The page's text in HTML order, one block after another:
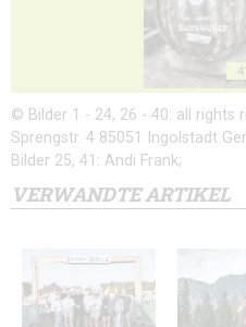
© Bilder 1 - 24, 26 - 40: all rights
Sprengstr. 4 85051 Ingolstadt
Bilder 25, 41: Andi Frank;
VERWANDTE ARTIKEL